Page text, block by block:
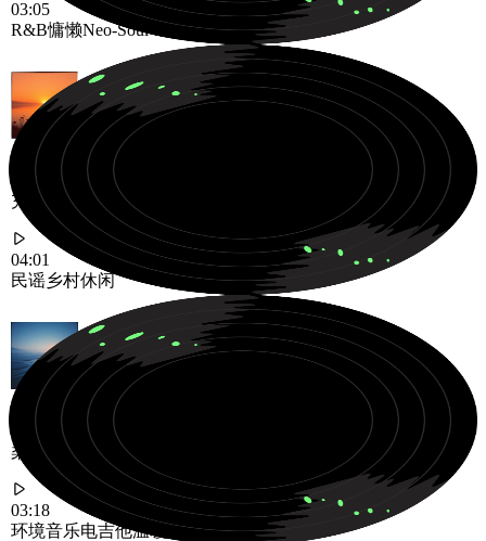
03:05
R&B慵懒Neo-Soul
充满原声弦乐和温柔故事的温暖休闲民谣乡村之旅
04:01
民谣乡村休闲
柔和的氛围音乐，带有温暖的电吉他音色和宁静的氛围
03:18
环境音乐电吉他温暖氛围